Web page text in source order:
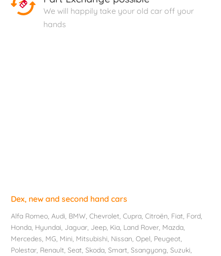
We will happily take your old car off your
hands
Dex, new and second hand cars
Alfa Romeo,Audi, BMW,Chevrolet, Cupra,Citroën, Fiat, Ford,
Honda, Hyundai, Jaguar, Jeep, Kia, Land Rover, Mazda,
Mercedes, MG, Mini, Mitsubishi, Nissan,Opel, Peugeot,
Polestar, Renault,Seat,Skoda,Smart,Ssangyong,Suzuki,